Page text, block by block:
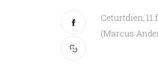
Ceturtdien,
(Marcus